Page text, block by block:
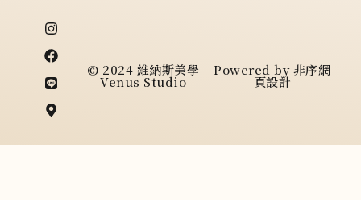
© 2024 維納斯美學
Venus Studio
I
n
s
t
a
g
r
a
F
a
c
e
b
o
o
k
L
i
n
e
M
a
p
-
m
a
r
k
r
Powered by非序網
頁設計